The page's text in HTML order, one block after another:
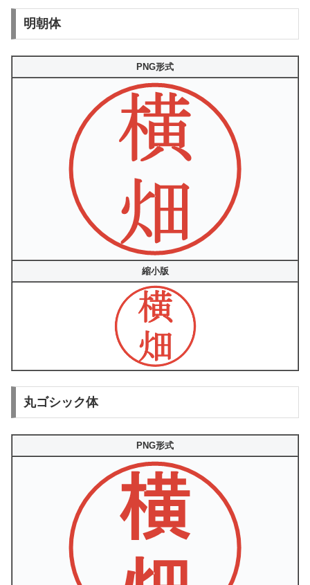
明朝体
PNG形式
縮小版
丸ゴシック体
PNG形式